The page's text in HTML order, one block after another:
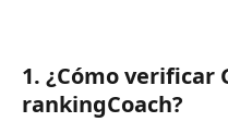
1. ¿Cómo verificar
rankingCoach?